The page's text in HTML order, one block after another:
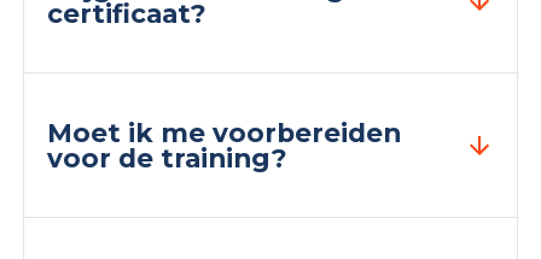
certificaat?
Moet ik me voorbereiden
voor de training?